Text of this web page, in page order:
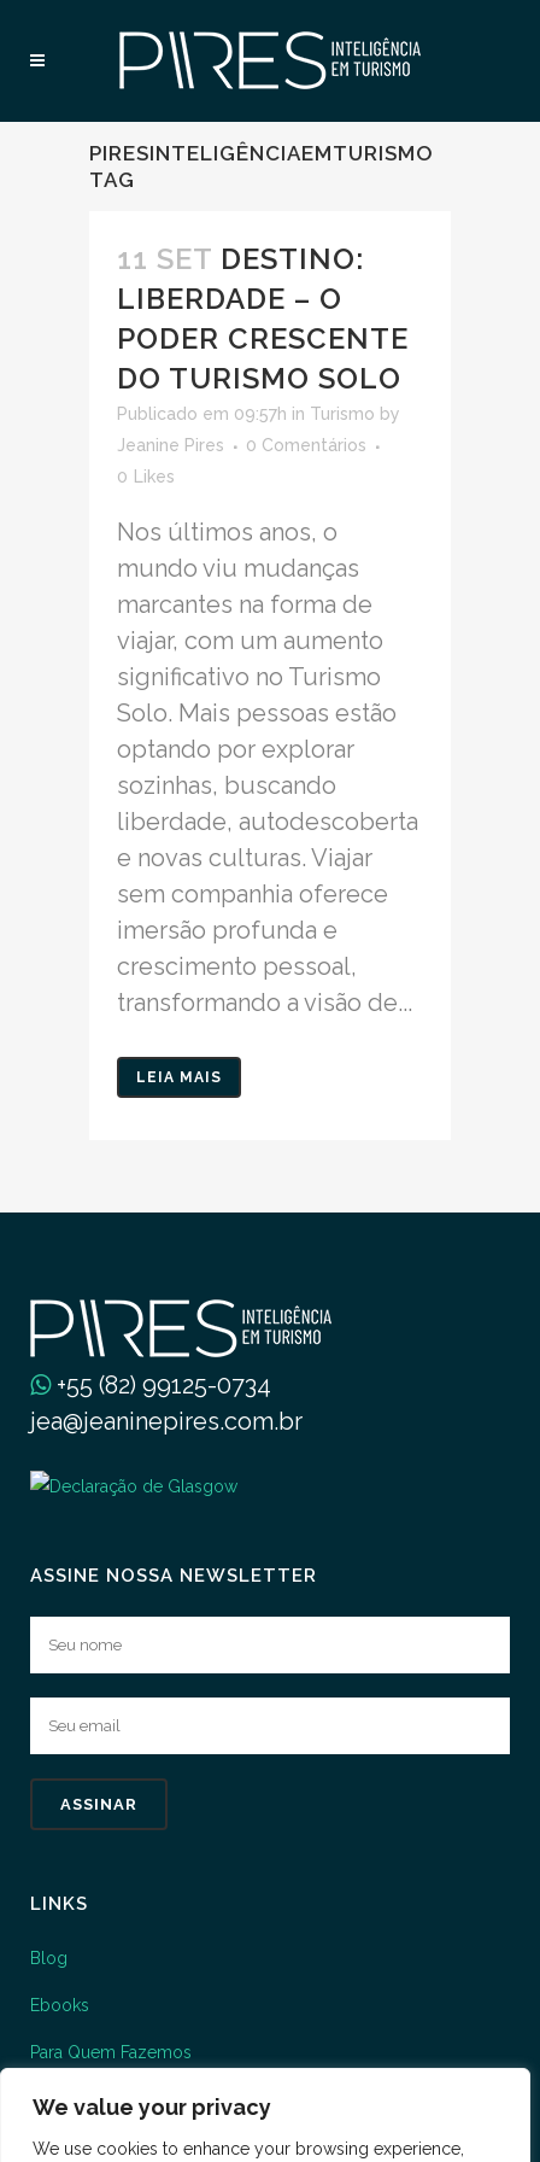
We value your privacy
We use cookies to enhance your browsing experience,
PIRESINTELIGÊNCIAEMTURISMO
TAG
11 SET DESTINO:
LIBERDADE – O
PODER CRESCENTE
DO TURISMO SOLO
Publicado em 09:57h in Turismo by
Jeanine Pires
0 Comentários
0
Likes
Nos últimos anos, o
mundo viu mudanças
marcantes na forma de
viajar, com um aumento
significativo no Turismo
Solo. Mais pessoas estão
optando por explorar
sozinhas, buscando
liberdade, autodescoberta
e novas culturas. Viajar
sem companhia oferece
imersão profunda e
crescimento pessoal,
transformando a visão de...
LEIA MAIS
+55 (82) 99125-0734
jea@jeaninepires.com.br
ASSINE NOSSA NEWSLETTER
LINKS
Blog
Ebooks
Para Quem Fazemos
O que fazemos